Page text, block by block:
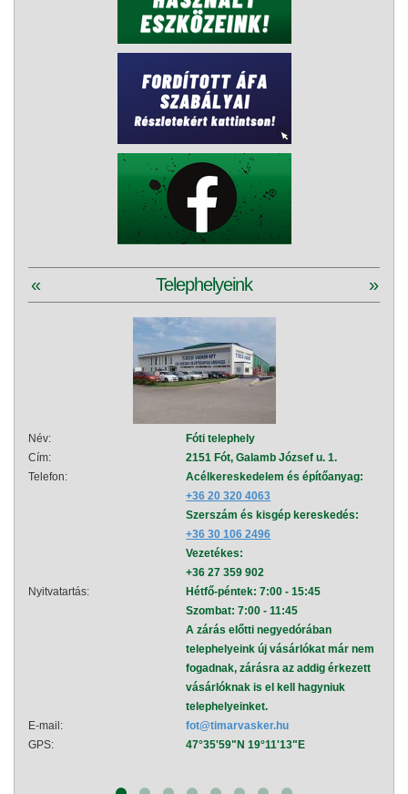
Telephelyeink
« »
Név:
Fóti telephely
Cím:
2151 Fót, Galamb József u. 1.
Telefon:
Acélkereskedelem és építőanyag:
+36 20 320 4063
Szerszám és kisgép kereskedés:
+36 30 106 2496
Vezetékes:
+36 27 359 902
Nyitvatartás:
Hétfő-péntek: 7:00 - 15:45
Szombat: 7:00 - 11:45
A zárás előtti negyedórában
telephelyeink új vásárlókat már nem
fogadnak, zárásra az addig érkezett
vásárlóknak is el kell hagyniuk
telephelyeinket.
E-mail:
fot@timarvasker.hu
GPS:
47°35'59"N 19°11'13"E